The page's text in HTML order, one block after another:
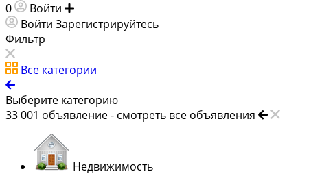
0 Войти
Войти Зарегистрируйтесь
Фильтр
Все категории
Выберите категорию
33 001 объявление - смотреть все объявления
Недвижимость